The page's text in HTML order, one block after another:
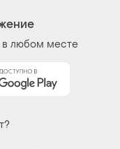
в любом месте